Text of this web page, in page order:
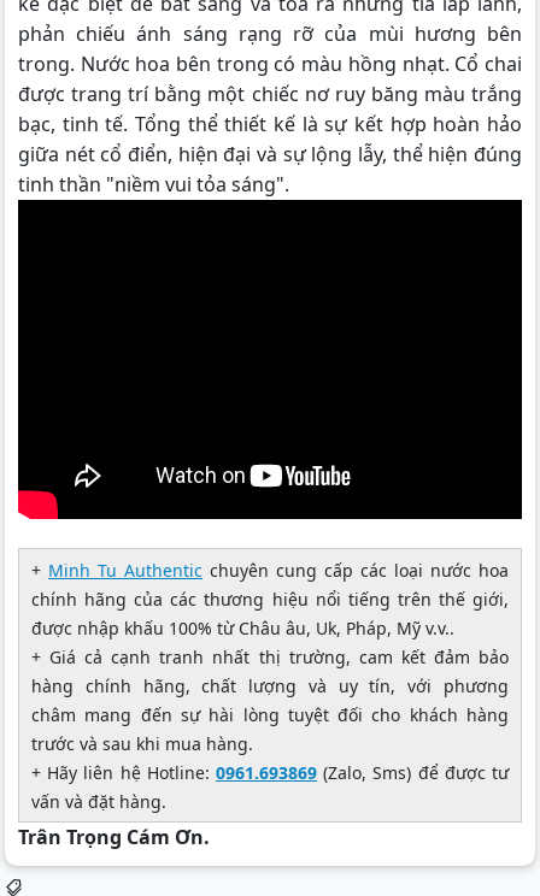
phản chiếu ánh sáng rạng rỡ của mùi hương bên
trong. Nước hoa bên trong có màu hồng nhạt. Cổ chai
được trang trí bằng một chiếc nơ ruy băng màu trắng
bạc, tinh tế. Tổng thể thiết kế là sự kết hợp hoàn hảo
giữa nét cổ điển, hiện đại và sự lộng lẫy, thể hiện đúng
tinh thần "niềm vui tỏa sáng".
+ Minh Tu Authentic chuyên cung cấp các loại nước hoa
chính hãng của các thương hiệu nổi tiếng trên thế giới,
được nhập khấu 100% từ Châu âu, Uk, Pháp, Mỹ v.v..
+ Giá cả cạnh tranh nhất thị trường, cam kết đảm bảo
hàng chính hãng, chất lượng và uy tín, với phương
châm mang đến sự hài lòng tuyệt đối cho khách hàng
trước và sau khi mua hàng.
+ Hãy liên hệ Hotline: 0961.693869 (Zalo, Sms) để được tư
vấn và đặt hàng.
Trân Trọng Cám Ơn.